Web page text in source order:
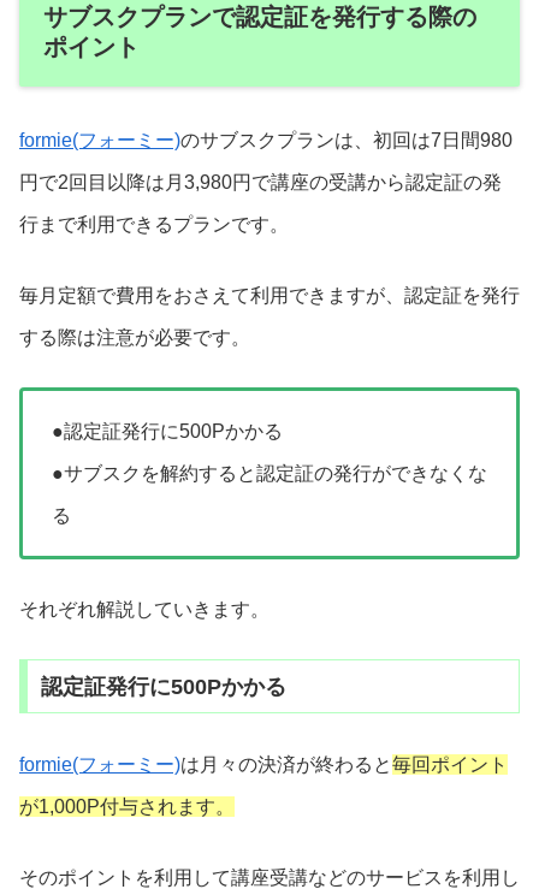
サブスクプランで認定証を発行する際の
ポイント
formie(フォーミー)のサブスクプランは、初回は7日間980
円で2回目以降は月3,980円で講座の受講から認定証の発
行まで利用できるプランです。
毎月定額で費用をおさえて利用できますが、認定証を発行
する際は注意が必要です。
●認定証発行に500Pかかる
●サブスクを解約すると認定証の発行ができなくな
る
それぞれ解説していきます。
認定証発行に500Pかかる
formie(フォーミー)は月々の決済が終わると毎回ポイント
が1,000P付与されます。
そのポイントを利用して講座受講などのサービスを利用し